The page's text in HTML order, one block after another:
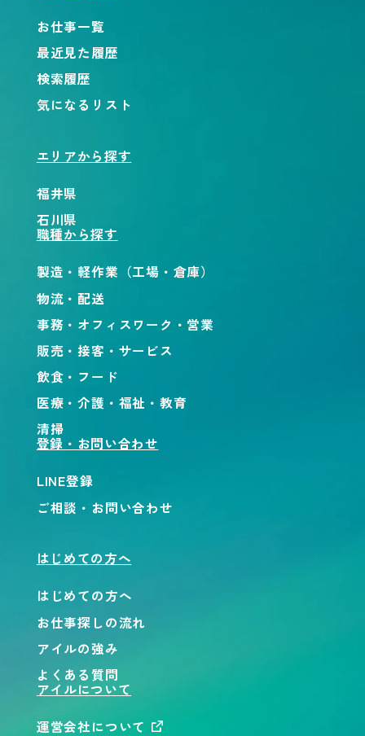
お仕事一覧
最近見た履歴
検索履歴
気になるリスト
エリアから探す
福井県
石川県
職種から探す
製造・軽作業（工場・倉庫）
物流・配送
事務・オフィスワーク・営業
販売・接客・サービス
飲食・フード
医療・介護・福祉・教育
清掃
登録・お問い合わせ
LINE登録
ご相談・お問い合わせ
はじめての方へ
はじめての方へ
お仕事探しの流れ
アイルの強み
よくある質問
アイルについて
運営会社について